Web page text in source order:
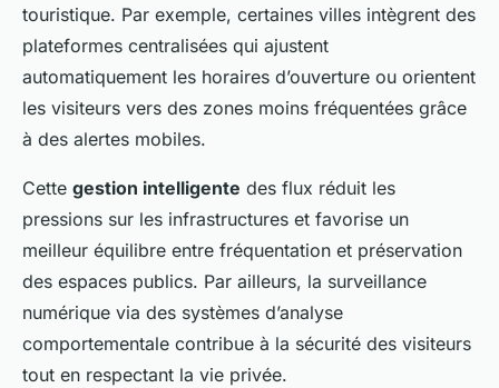
touristique. Par exemple, certaines villes intègrent des
plateformes centralisées qui ajustent
automatiquement les horaires d’ouverture ou orientent
les visiteurs vers des zones moins fréquentées grâce
à des alertes mobiles.
Cette gestion intelligente des flux réduit les
pressions sur les infrastructures et favorise un
meilleur équilibre entre fréquentation et préservation
des espaces publics. Par ailleurs, la surveil­lance
numérique via des systèmes d’analyse
comportementale contribue à la sécurité des visiteurs
tout en respectant la vie privée.